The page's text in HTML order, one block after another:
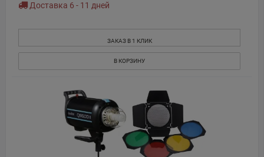
Доставка 6 - 11 дней
ЗАКАЗ В 1 КЛИК
В КОРЗИНУ